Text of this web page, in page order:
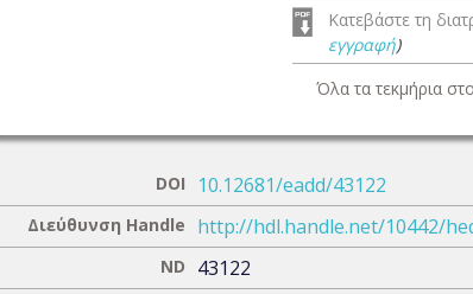
Κατεβάστε τη
εγγραφή)
Όλα τα τεκμήρια
DOI 10.12681/eadd/43122
Διεύθυνση Handle http://hdl.handle.net/10442/
ND 43122